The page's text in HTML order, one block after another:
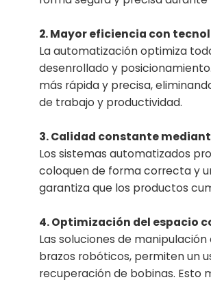
2. Mayor eficiencia con
La automatización optimiza
desenrollado y
más rápida y precisa,
de trabajo y productividad.
3. Calidad constante
Los sistemas automatizados
coloquen de forma correcta y
garantiza que los productos
4. Optimización del espacio
Las soluciones de
brazos robóticos, permiten un
recuperación de bobinas. Esto